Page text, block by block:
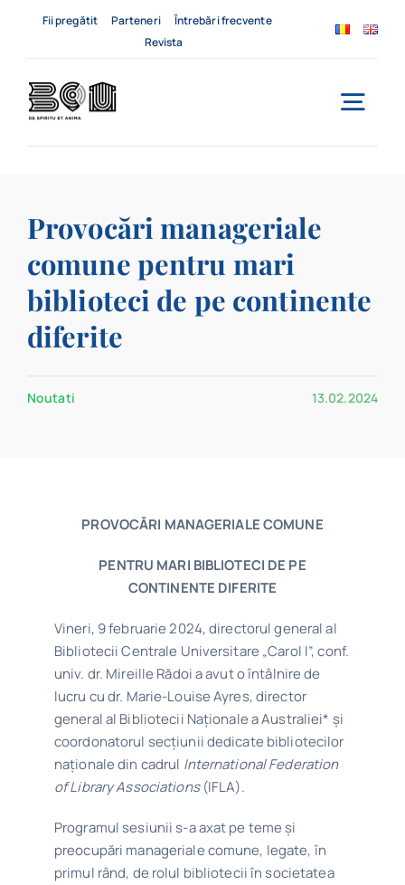
Fii pregătit Parteneri
Întrebări frecvente
Revista
Servicii
Evenimente
Contact
Provocări manageriale
comune pentru mari
biblioteci de pe continente
diferite
Noutati 13.02.2024
PROVOCĂRI MANAGERIALE COMUNE
PENTRU MARI BIBLIOTECI DE PE
CONTINENTE DIFERITE
Vineri, 9 februarie 2024, directorul general al
Bibliotecii Centrale Universitare „Carol I”, conf.
univ. dr. Mireille Rădoi a avut o întâlnire de
lucru cu dr. Marie-Louise Ayres, director
general al Bibliotecii Naționale a Australiei* și
coordonatorul secțiunii dedicate bibliotecilor
naționale din cadrul International Federation
of Library Associations(IFLA).
Programul sesiunii s-a axat pe teme și
preocupări manageriale comune, legate, în
primul rând, de rolul bibliotecii în societatea